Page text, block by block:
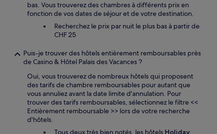
bas. Vous trouverez des chambres à différents prix en
fonction de vos dates de séjour et de votre destination.
Recherchez le prix par nuit le plus bas à partir de
CHF 25
Puis-je trouver des hôtels entièrement remboursables près
de Casino & Hôtel Palais des Vacances ?
Oui, vous trouverez de nombreux hôtels qui proposent
des tarifs de chambre remboursables pour autant que
vous annuliez avant la date limite d'annulation. Pour
trouver des tarifs remboursables, sélectionnez le filtre <<
Entièrement remboursable >> lors de votre recherche
d'hôtels.
Tous deux très bien notés, les hôtels Holiday